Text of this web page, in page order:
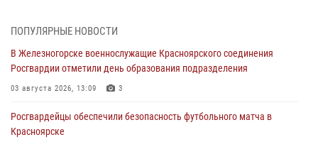
05 августа 2026, 04:52 1
В Красноярске сотрудники вневедомственной охраны Росгвардии
задержали подозреваемого в серии краж из гипермаркета
04 августа 2026, 09:57
Сотрудники Росгвардии обеспечили общественный порядок во
время проведения экстремального заплыва в Дудинке
ПОПУЛЯРНЫЕ НОВОСТИ
В Железногорске военнослужащие Красноярского соединения
Росгвардии отметили день образования подразделения
03 августа 2026, 13:09 3
Росгвардейцы обеспечили безопасность футбольного матча в
Красноярске